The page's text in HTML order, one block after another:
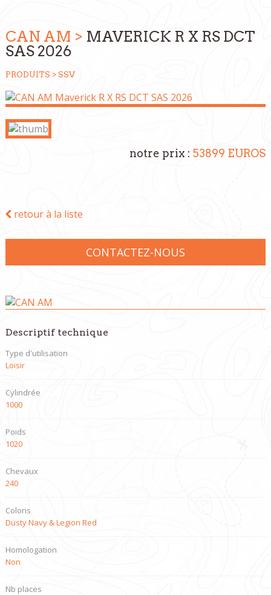
CAN AM > MAVERICK R X RS DCT
SAS 2026
PRODUITS > SSV
notre prix :53899 EUROS
retour à la liste
CONTACTEZ-NOUS
Descriptif technique
Type d'utilisation
Loisir
Cylindrée
1000
Poids
1020
Chevaux
240
Coloris
Dusty Navy & Legion Red
Homologation
Non
Nb places